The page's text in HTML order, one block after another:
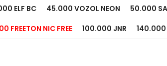
ELF BC 45.000 VOZOL NEON 50.000
FREETON NIC FREE 100.000 JNR 140.000